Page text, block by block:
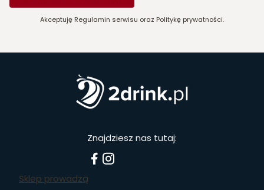
Akceptuję Regulamin serwisu oraz Politykę prywatności.
Znajdziesz nas tutaj:
Sklep prowadzą